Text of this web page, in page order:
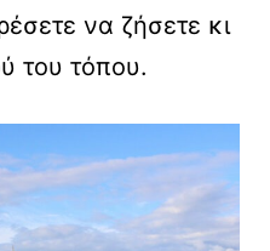
να ζήσετε κι
του τόπου.